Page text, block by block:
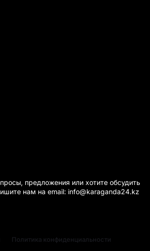
предложения или хотите обсудить
нам на email: info@karaganda24.kz
Политика конфиденциальности